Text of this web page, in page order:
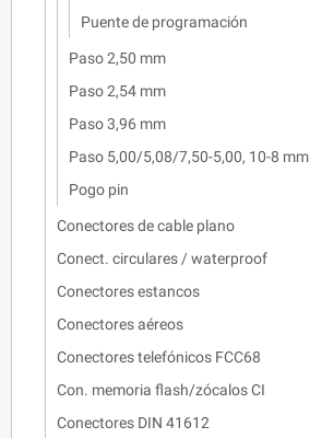
Puente de programación
Paso 2,50 mm
Paso 2,54 mm
Paso 3,96 mm
Paso 5,00/5,08/7,50-5,00, 10-8 mm
Pogo pin
Conectores de cable plano
Conect. circulares / waterproof
Conectores estancos
Conectores aéreos
Conectores telefónicos FCC68
Con. memoria flash/zócalos CI
Conectores DIN 41612